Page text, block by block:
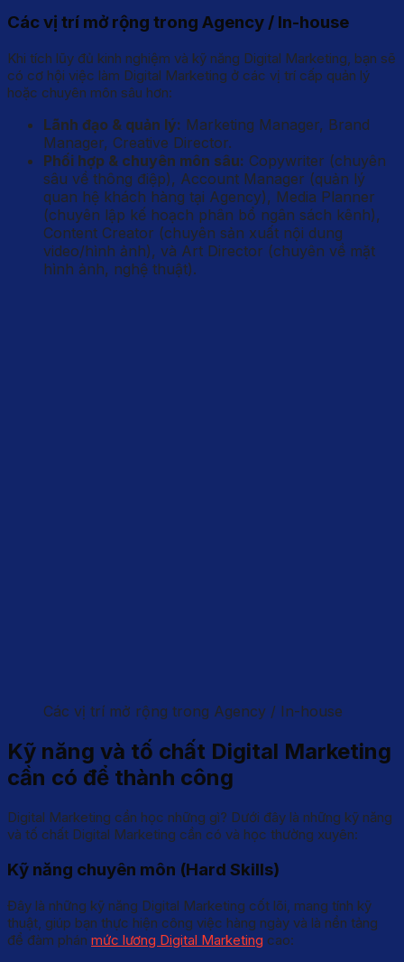
Các vị trí mở rộng trong Agency / In-house
Khi tích lũy đủ kinh nghiệm và kỹ năng Digital Marketing, bạn sẽ
có cơ hội việc làm Digital Marketing ở các vị trí cấp quản lý
hoặc chuyên môn sâu hơn:
Lãnh đạo & quản lý: Marketing Manager, Brand
Manager, Creative Director.
Phối hợp & chuyên môn sâu: Copywriter (chuyên
sâu về thông điệp), Account Manager (quản lý
quan hệ khách hàng tại Agency), Media Planner
(chuyên lập kế hoạch phân bổ ngân sách kênh),
Content Creator (chuyên sản xuất nội dung
video/hình ảnh), và Art Director (chuyên về mặt
hình ảnh, nghệ thuật).
Các vị trí mở rộng trong Agency / In-house
Kỹ năng và tố chất Digital Marketing
cần có để thành công
Digital Marketing cần học những gì? Dưới đây là những kỹ năng
và tố chất Digital Marketing cần có và học thường xuyên:
Kỹ năng chuyên môn (Hard Skills)
Đây là những kỹ năng Digital Marketing cốt lõi, mang tính kỹ
thuật, giúp bạn thực hiện công việc hàng ngày và là nền tảng
để đàm phán mức lương Digital Marketing cao: